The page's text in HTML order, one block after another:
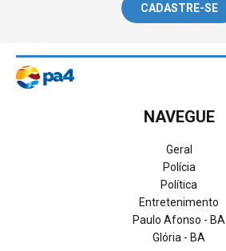
CADASTRE-SE
NAVEGUE
Geral
Polícia
Política
Entretenimento
Paulo Afonso - BA
Glória - BA